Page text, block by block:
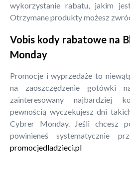
wykorzystanie rabatu, jakim
Otrzymane produkty możesz
Vobis kody rabatowe na
Monday
Promocje i wyprzedaże to
na zaoszczędzenie gotówki
zainteresowany najbardziej
pewnością wyczekujesz dni
Cybrer Monday. Jeśli chcesz
powinieneś systematycznie
promocjedladzieci.pl